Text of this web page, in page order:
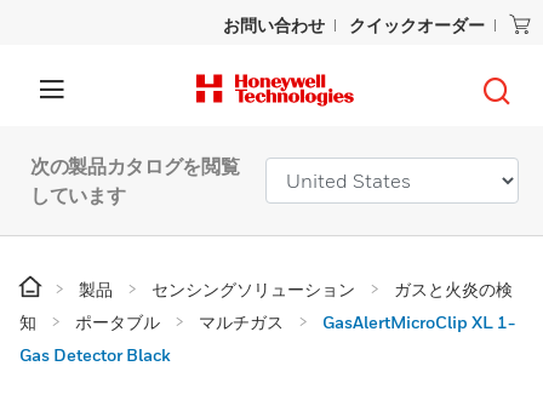
お問い合わせ クイックオーダー
次の製品カタログを閲覧
しています
製品 センシングソリューション
ガスと火炎の検
知
ポータブル マルチガス
GasAlertMicroClip XL 1-
Gas Detector Black